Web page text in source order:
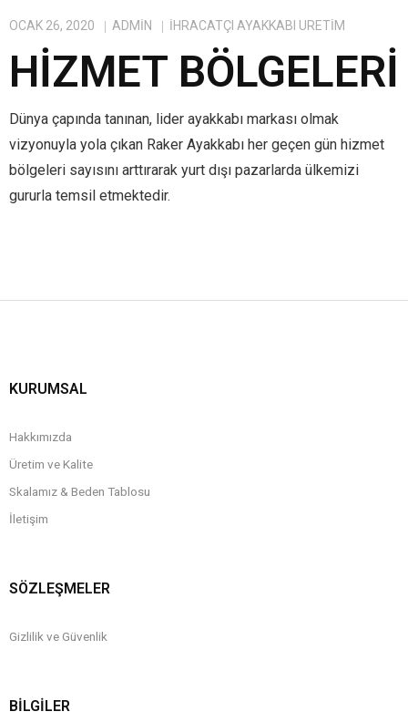
OCAK 26, 2020 ADMIN IHRACATÇI AYAKKABI ÜRETIM
HIZMET BÖLGELERI
Dünya çapında tanınan, lider ayakkabı markası olmak
vizyonuyla yola çıkan Raker Ayakkabı her geçen gün hizmet
bölgeleri sayısını arttırarak yurt dışı pazarlarda ülkemizi
gururla temsil etmektedir.
KURUMSAL
Hakkımızda
Üretim ve Kalite
Skalamız & Beden Tablosu
İletişim
SÖZLEŞMELER
Gizlilik ve Güvenlik
BİLGİLER